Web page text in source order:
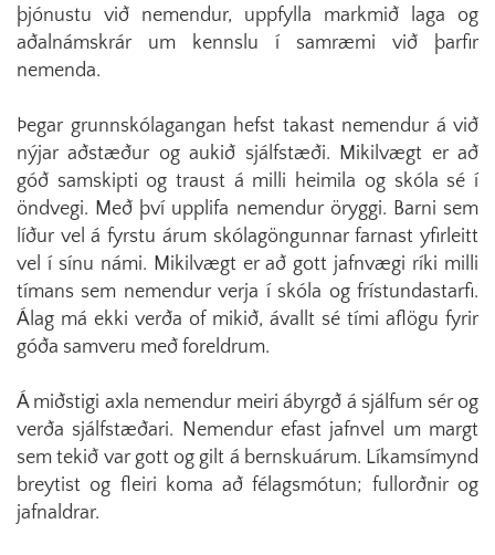
þjónustu við nemendur, uppfylla markmið laga og
aðalnámskrár um kennslu í samræmi við þarfir
nemenda.
Þegar grunnskólagangan hefst takast nemendur á við
nýjar aðstæður og aukið sjálfstæði. Mikilvægt er að
góð samskipti og traust á milli heimila og skóla sé í
öndvegi. Með því upplifa nemendur öryggi. Barni sem
líður vel á fyrstu árum skólagöngunnar farnast yfirleitt
vel í sínu námi. Mikilvægt er að gott jafnvægi ríki milli
tímans sem nemendur verja í skóla og frístundastarfi.
Álag má ekki verða of mikið, ávallt sé tími aflögu fyrir
góða samveru með foreldrum.
Á miðstigi axla nemendur meiri ábyrgð á sjálfum sér og
verða sjálfstæðari. Nemendur efast jafnvel um margt
sem tekið var gott og gilt á bernskuárum. Líkamsímynd
breytist og fleiri koma að félagsmótun; fullorðnir og
jafnaldrar.